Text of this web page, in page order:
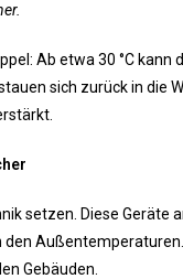
Ab etwa 30 °C kann
sich zurück in die
setzen. Diese Geräte
Gebäuden.